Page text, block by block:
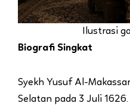
Ilustrasi
Biografi Singkat
Syekh Yusuf Al-
Selatan pada 3 Juli